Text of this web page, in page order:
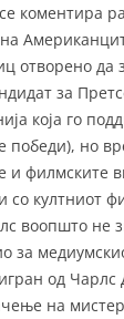
коментира
отворено да
за
која го
победи), но
и филмските
со култниот
воопшто не
за
од Чарлс
на